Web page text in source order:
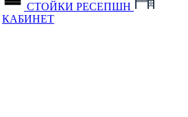
СТОЙКИ РЕСЕПШН
КАБИНЕТ